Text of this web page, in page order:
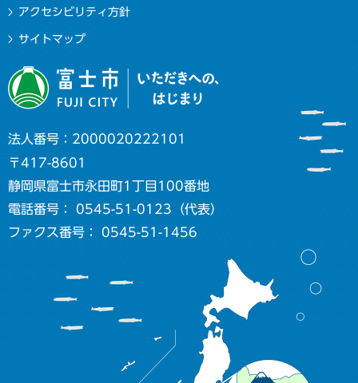
アクセシビリティ方針
サイトマップ
法人番号：2000020222101
〒417-8601
静岡県富士市永田町1丁目100番地
電話番号： 0545-51-0123（代表）
ファクス番号： 0545-51-1456